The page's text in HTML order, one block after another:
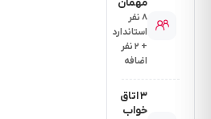
مهمان
۸ نفر
استاندارد
+ ۲ نفر
اضافه
۳ اتاق
خواب